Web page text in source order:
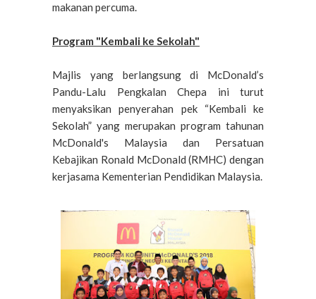
makanan percuma.
Program "Kembali ke Sekolah"
Majlis yang berlangsung di McDonald’s
Pandu-Lalu Pengkalan Chepa ini turut
menyaksikan penyerahan pek “Kembali ke
Sekolah” yang merupakan program tahunan
McDonald's Malaysia dan Persatuan
Kebajikan Ronald McDonald (RMHC) dengan
kerjasama Kementerian Pendidikan Malaysia.